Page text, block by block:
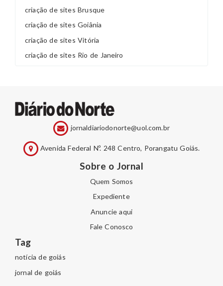
criação de sites Brusque
criação de sites Goiânia
criação de sites Vitória
criação de sites Rio de Janeiro
jornaldiariodonorte@uol.com.br
Avenida Federal Nº. 248 Centro, Porangatu Goiás.
Sobre o Jornal
Quem Somos
Expediente
Anuncie aqui
Fale Conosco
Tag
notícia de goiás
jornal de goiás